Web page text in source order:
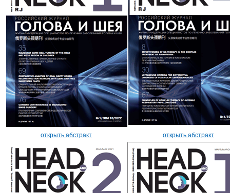
открыть абстракт открыть абстракт